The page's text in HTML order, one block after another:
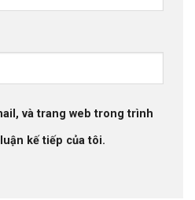
và trang web trong trình
kế tiếp của tôi.